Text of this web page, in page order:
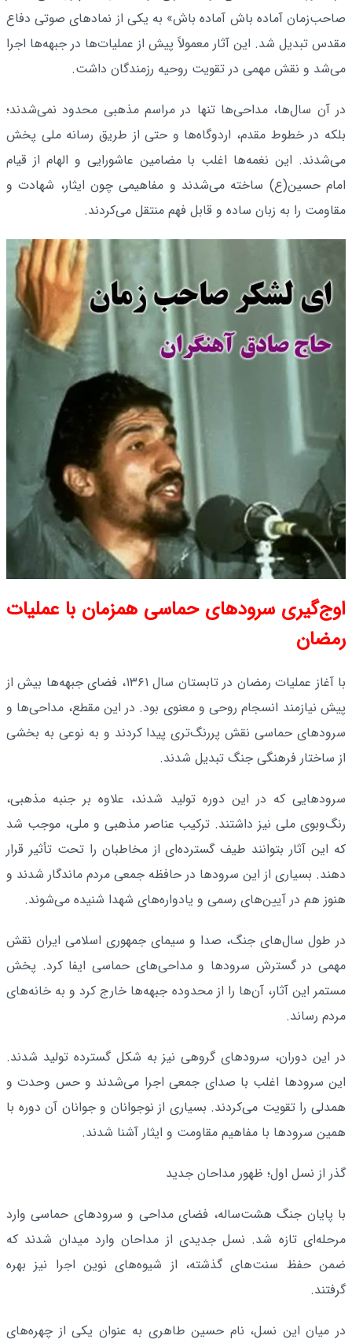
صاحب‌زمان آماده باش آماده باش» به یکی از نمادهای صوتی دفاع
مقدس تبدیل شد. این آثار معمولاً پیش از عملیات‌ها در جبهه‌ها اجرا
می‌شد و نقش مهمی در تقویت روحیه رزمندگان داشت.
در آن سال‌ها، مداحی‌ها تنها در مراسم مذهبی محدود نمی‌شدند؛
بلکه در خطوط مقدم، اردوگاه‌ها و حتی از طریق رسانه ملی پخش
می‌شدند. این نغمه‌ها اغلب با مضامین عاشورایی و الهام از قیام
امام حسین(ع) ساخته می‌شدند و مفاهیمی چون ایثار، شهادت و
مقاومت را به زبان ساده و قابل فهم منتقل می‌کردند.
اوج‌گیری سرودهای حماسی همزمان با عملیات
رمضان
با آغاز عملیات رمضان در تابستان سال ۱۳۶۱، فضای جبهه‌ها بیش از
پیش نیازمند انسجام روحی و معنوی بود. در این مقطع، مداحی‌ها و
سرودهای حماسی نقش پررنگ‌تری پیدا کردند و به نوعی به بخشی
از ساختار فرهنگی جنگ تبدیل شدند.
سرودهایی که در این دوره تولید شدند، علاوه بر جنبه مذهبی،
رنگ‌وبوی ملی نیز داشتند. ترکیب عناصر مذهبی و ملی، موجب شد
که این آثار بتوانند طیف گسترده‌ای از مخاطبان را تحت تأثیر قرار
دهند. بسیاری از این سرودها در حافظه جمعی مردم ماندگار شدند و
هنوز هم در آیین‌های رسمی و یادواره‌های شهدا شنیده می‌شوند.
در طول سال‌های جنگ، صدا و سیمای جمهوری اسلامی ایران نقش
مهمی در گسترش سرودها و مداحی‌های حماسی ایفا کرد. پخش
مستمر این آثار، آن‌ها را از محدوده جبهه‌ها خارج کرد و به خانه‌های
مردم رساند.
در این دوران، سرودهای گروهی نیز به شکل گسترده تولید شدند.
این سرودها اغلب با صدای جمعی اجرا می‌شدند و حس وحدت و
همدلی را تقویت می‌کردند. بسیاری از نوجوانان و جوانان آن دوره با
همین سرودها با مفاهیم مقاومت و ایثار آشنا شدند.
گذر از نسل اول؛ ظهور مداحان جدید
با پایان جنگ هشت‌ساله، فضای مداحی و سرودهای حماسی وارد
مرحله‌ای تازه شد. نسل جدیدی از مداحان وارد میدان شدند که
ضمن حفظ سنت‌های گذشته، از شیوه‌های نوین اجرا نیز بهره
گرفتند.
در میان این نسل، نام حسین طاهری به عنوان یکی از چهره‌های